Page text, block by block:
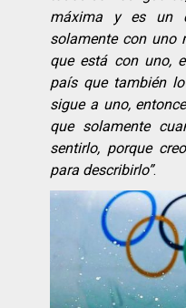
máxima y es un
solamente con uno
que está con uno,
país que también lo
sigue a uno,
que solamente
sentirlo, porque
para describirlo”.